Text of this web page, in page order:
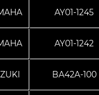
AY01-1245
AY01-1242
BA42A-100